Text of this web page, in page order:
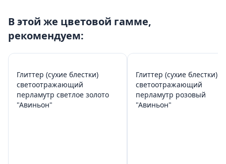
В этой же цветовой гамме,
рекомендуем:
Глиттер (сухие блестки)
светоотражающий
перламутр светлое золото
"Авиньон"
Глиттер (сухие блестки)
светоотражающий
перламутр розовый
"Авиньон"